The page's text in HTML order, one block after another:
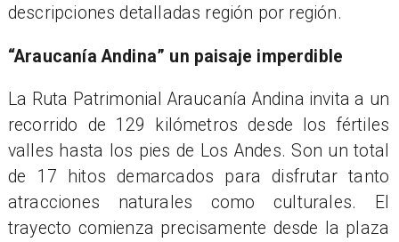
descripciones detalladas región por región.
“Araucanía Andina” un paisaje imperdible
La Ruta Patrimonial Araucanía Andina invita a un
recorrido de 129 kilómetros desde los fértiles
valles hasta los pies de Los Andes. Son un total
de 17 hitos demarcados para disfrutar tanto
atracciones naturales como culturales. El
trayecto comienza precisamente desde la plaza